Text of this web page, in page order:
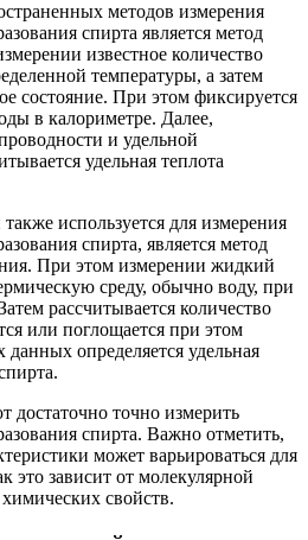
методов измерения
спирта является метод
известное количество
температуры, а затем
состояние. При этом фиксируется
в калориметре. Далее,
и удельной
удельная теплота
используется для измерения
спирта, является метод
При этом измерении жидкий
среду, обычно воду, при
рассчитывается количество
или поглощается при этом
данных определяется удельная
достаточно точно измерить
спирта. Важно отметить,
может варьироваться для
это зависит от молекулярной
свойств.